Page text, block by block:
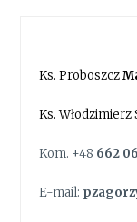
Ks. Proboszcz
Ks. Włodzimierz
Kom. +48 662
E-mail: